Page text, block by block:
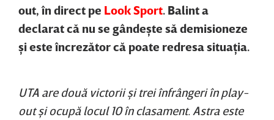
out, în direct pe Look Sport. Balint a
declarat că nu se gândeşte să demisioneze
şi este încrezător că poate redresa situaţia.
UTA are două victorii şi trei înfrângeri în play-
out şi ocupă locul 10 în clasament. Astra este